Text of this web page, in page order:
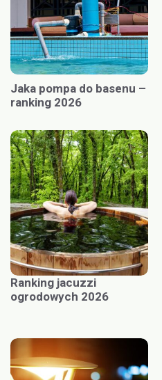
Jaka pompa do basenu –
ranking 2026
Ranking jacuzzi
ogrodowych 2026